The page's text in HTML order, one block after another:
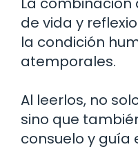
de vida y
la condición
atemporales.
Al leerlos, no
sino que
consuelo y guía